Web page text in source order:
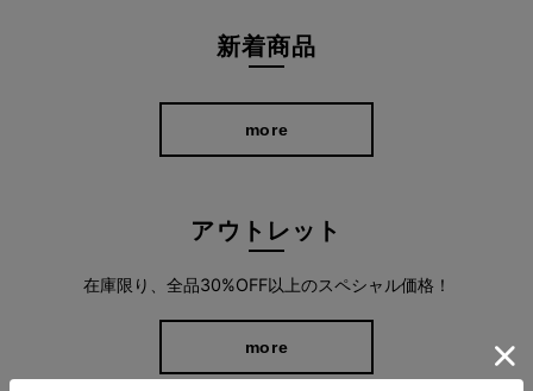
新着商品
more
アウトレット
在庫限り、全品30%OFF以上のスペシャル価格！
more